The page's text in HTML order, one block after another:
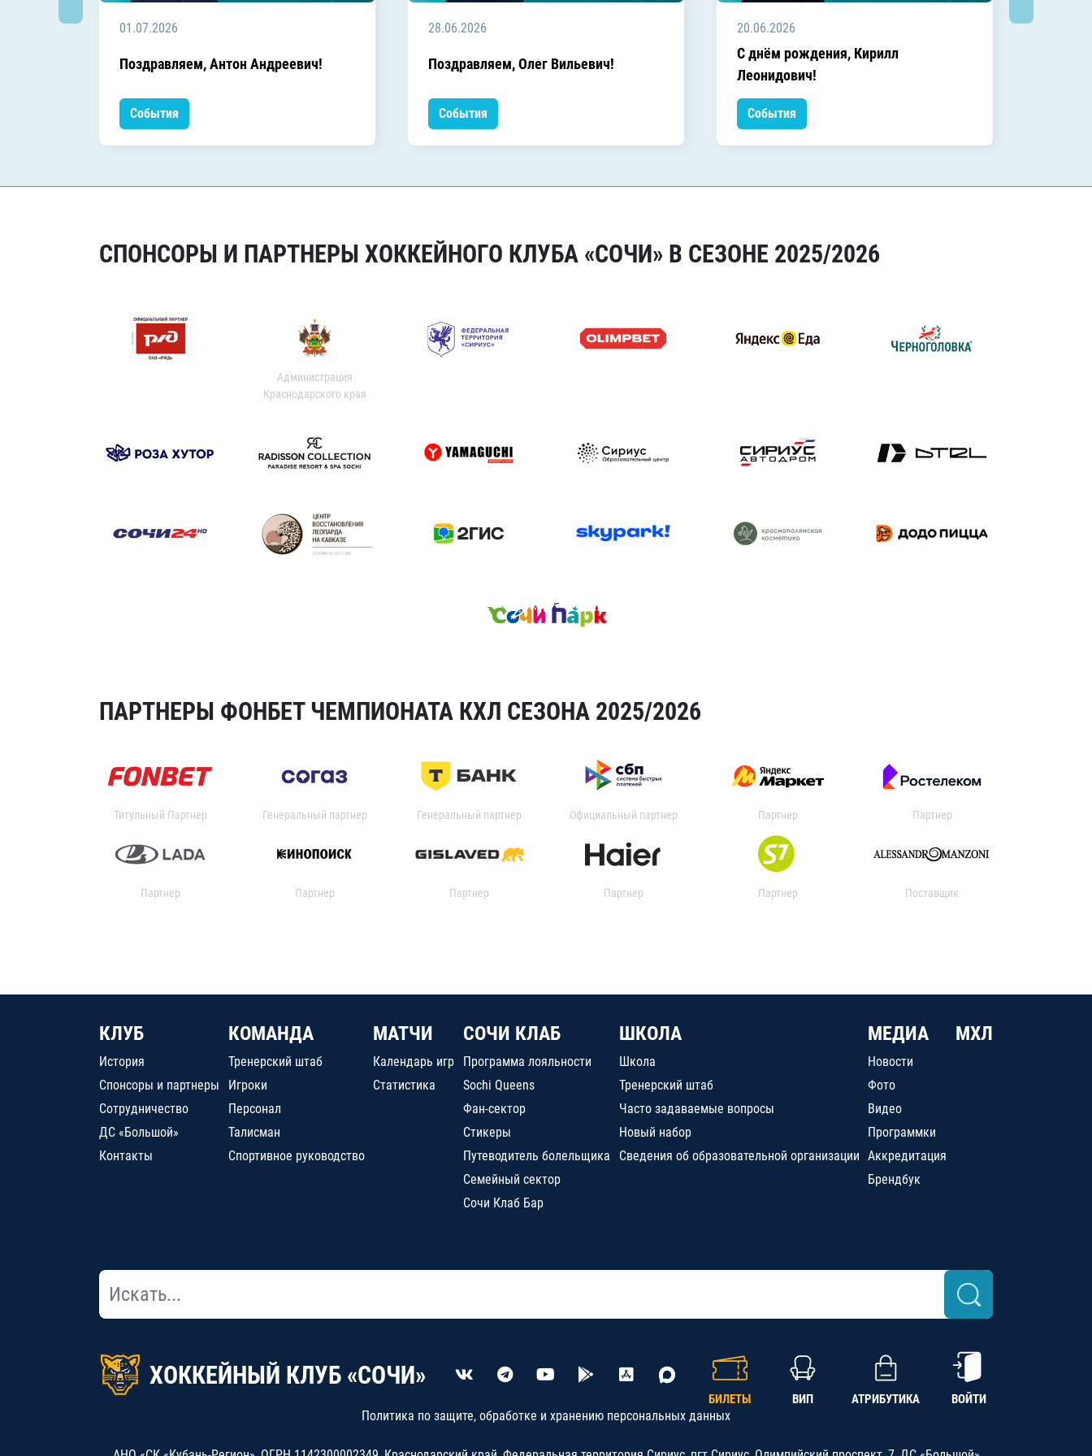
01.07.2026
Поздравляем, Антон Андреевич!
События
28.06.2026
Поздравляем, Олег Вильевич!
События
20.06.2026
C днём рождения, Кирилл
Леонидович!
События
СПОНСОРЫ И ПАРТНЕРЫ ХОККЕЙНОГО КЛУБА «СОЧИ» В СЕЗОНЕ 2025/2026
Администрация
Краснодарского края
ПАРТНЕРЫ ФОНБЕТ ЧЕМПИОНАТА КХЛ СЕЗОНА 2025/2026
Титульный Партнер Генеральный партнер Генеральный партнер Официальный партнер Партнер Партнер
Партнер Партнер Партнер Партнер Партнер Поставщик
КЛУБ
История
Спонсоры и партнеры
Сотрудничество
ДС «Большой»
Контакты
КОМАНДА
Тренерский штаб
Игроки
Персонал
Талисман
Спортивное руководство
МАТЧИ
Календарь игр
Статистика
СОЧИ КЛАБ
Программа лояльности
Sochi Queens
Фан-сектор
Стикеры
Путеводитель болельщика
Семейный сектор
Сочи Клаб Бар
ШКОЛА
Школа
Тренерский штаб
Часто задаваемые вопросы
Новый набор
Сведения об образовательной организации
МЕДИА
Новости
Фото
Видео
Программки
Аккредитация
Брендбук
МХЛ
ХОККЕЙНЫЙ КЛУБ «СОЧИ»
БИЛЕТЫ ВИП АТРИБУТИКА ВОЙТИ
Политика по защите, обработке и хранению персональных данных